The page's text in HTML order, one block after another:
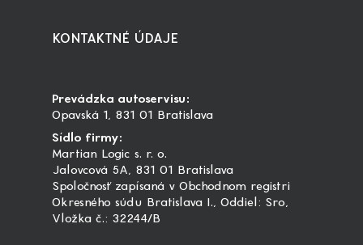
KONTAKTNÉ ÚDAJE
Prevádzka autoservisu:
Opavská 1, 831 01 Bratislava
Sídlo firmy:
Martian Logic s. r. o.
Jalovcová 5A, 831 01 Bratislava
Spoločnosť zapísaná v Obchodnom registri
Okresného súdu Bratislava I., Oddiel: Sro,
Vložka č.: 32244/B